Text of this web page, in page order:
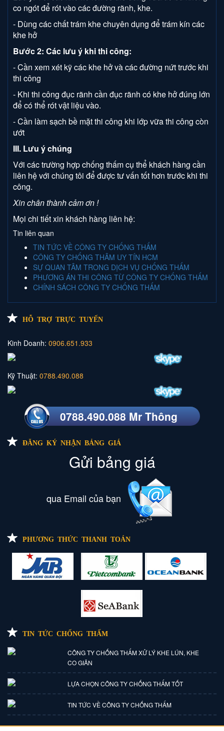
co ngót để rót vào các đường rãnh, khe.
- Dùng các chất trám khe chuyên dụng để trám kín các
khe hở
Bước 2: Các lưu ý khi thi công:
- Cần xem xét kỹ các khe hở và các đường nứt trước khi
thi công
- Khi thi công đục rãnh cần đục rãnh có khe hở đúng lớn
để có thể rót vật liệu vào.
- Cần làm sạch bề mặt thi công khi lớp vữa thi công còn
ướt
III. Lưu ý chúng
Với các trường hợp chống thấm cụ thể khách hàng cần
liên hệ với chúng tôi để được tư vấn tốt hơn trước khi thi
công.
Xin chân thành cảm ơn !
Mọi chi tiết xin khách hàng liên hệ:
Tin liên quan
TIN TỨC VỀ CÔNG TY CHỐNG THẤM
CÔNG TY CHỐNG THÂM UY TÍN HCM
SỰ QUAN TÂM TRONG DỊCH VỤ CHỐNG THẤM
PHƯƠNG ÁN THI CÔNG TỪ CÔNG TY CHỐNG THẤM
CHÍNH SÁCH CÔNG TY CHỐNG THẤM
HỖ TRỢ TRỰC TUYẾN
Kinh Doanh: 0906.651.933
Kỹ Thuật: 0788.490.088
0788.490.088 Mr Thông
ĐĂNG KÝ NHẬN BẢNG GIÁ
Gửi bảng giá
qua Email của bạn
PHƯƠNG THỨC THANH TOÁN
TIN TỨC CHỐNG THẤM
CÔNG TY CHỐNG THẤM XỬ LÝ KHE LÚN, KHE
CO GIÃN
LỰA CHỌN CÔNG TY CHỐNG THẤM TỐT
TIN TỨC VỀ CÔNG TY CHỐNG THẤM